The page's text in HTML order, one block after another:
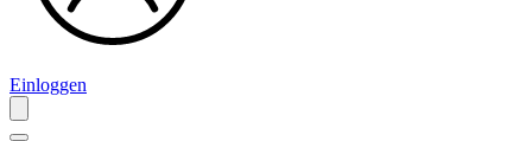
Einloggen